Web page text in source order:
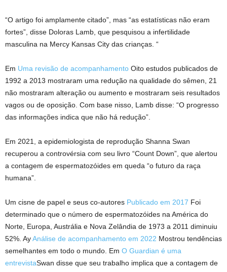
“O artigo foi amplamente citado”, mas “as estatísticas não eram
fortes”, disse Doloras Lamb, que pesquisou a infertilidade
masculina na Mercy Kansas City das crianças. “
Em Uma revisão de acompanhamento Oito estudos publicados de
1992 a 2013 mostraram uma redução na qualidade do sêmen, 21
não mostraram alteração ou aumento e mostraram seis resultados
vagos ou de oposição. Com base nisso, Lamb disse: “O progresso
das informações indica que não há redução”.
Em 2021, a epidemiologista de reprodução Shanna Swan
recuperou a controvérsia com seu livro “Count Down”, que alertou
a contagem de espermatozóides em queda “o futuro da raça
humana”.
Um cisne de papel e seus co-autores Publicado em 2017 Foi
determinado que o número de espermatozóides na América do
Norte, Europa, Austrália e Nova Zelândia de 1973 a 2011 diminuiu
52%. AyAnálise de acompanhamento em 2022 Mostrou tendências
semelhantes em todo o mundo. Em O Guardian é uma
entrevistaSwan disse que seu trabalho implica que a contagem de